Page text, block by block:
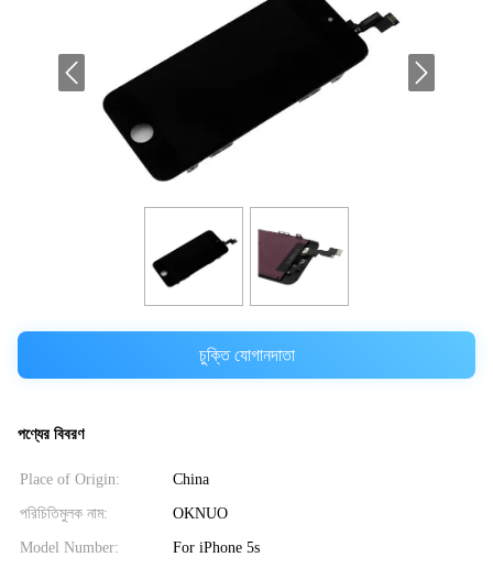
চুক্তি যোগানদাতা
পণ্যের বিবরণ
Place of Origin: China
পরিচিতিমুলক নাম: OKNUO
Model Number: For iPhone 5s